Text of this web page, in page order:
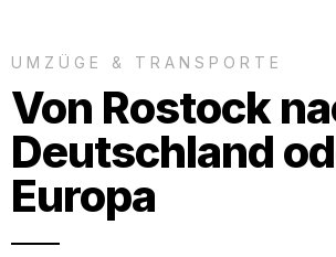
UMZÜGE & TRANSPORTE
Von Rostock
Deutschland
Europa